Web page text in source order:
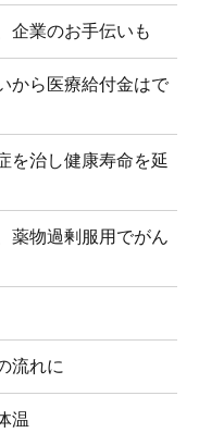
企業のお手伝いも
から医療給付金はで
を治し健康寿命を延
薬物過剰服用でがん
流れに
温